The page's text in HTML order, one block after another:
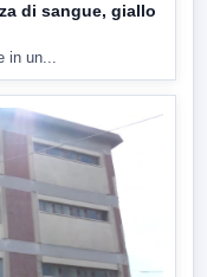
di sangue, giallo
in un...